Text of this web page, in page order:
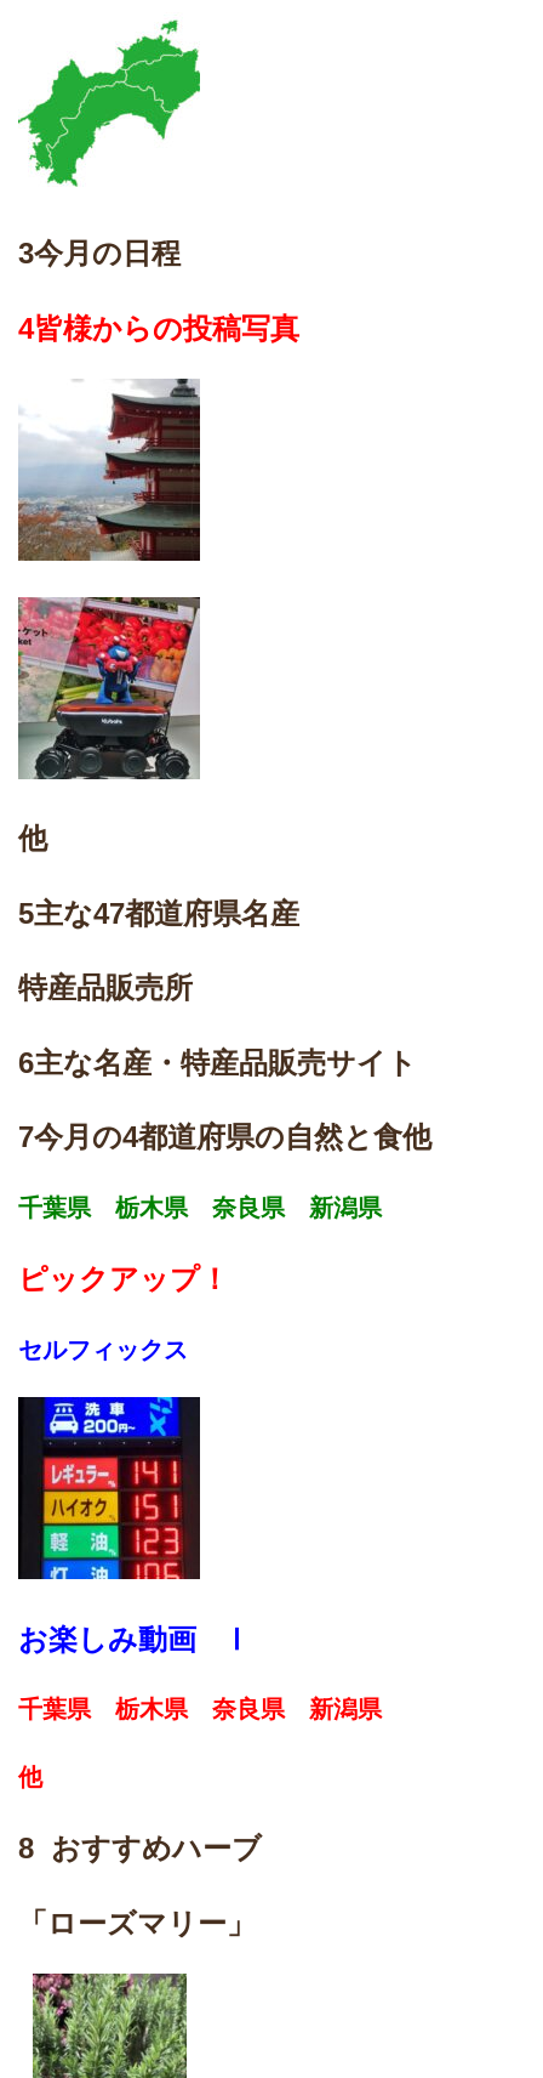
3今月の日程
4皆様からの投稿写真
他
5主な47都道府県名産
特産品販売所
6主な名産・特産品販売サイト
7今月の4都道府県の自然と食他
千葉県 栃木県 奈良県 新潟県
ピックアップ！
セルフィックス
お楽しみ動画 Ⅰ
千葉県 栃木県 奈良県 新潟県
他
8 おすすめハーブ
「ローズマリー」